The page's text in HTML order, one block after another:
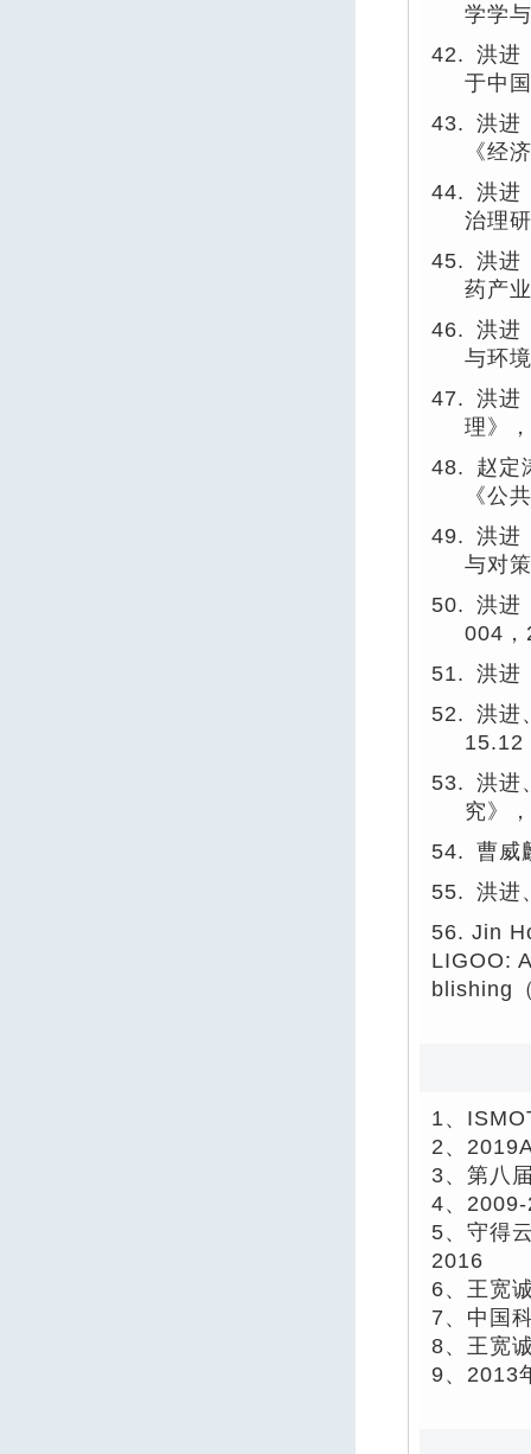
学学
42. 洪进
于中
43. 洪进
《经
44. 洪进
治理
45. 洪进
药产
46. 洪进
与环
47. 洪进
理》，
48.
赵定
《公
49. 洪进
与对
50. 洪进
004 ，
51. 洪进
52. 洪进
15.12
53. 洪进
究》
54. 曹威
55. 洪进
56. Jin
LIGOO:
blishing
1、
2、
3、第八
4、
5、守得
2016
6、王宽
7、中国
8、王宽
9、2013